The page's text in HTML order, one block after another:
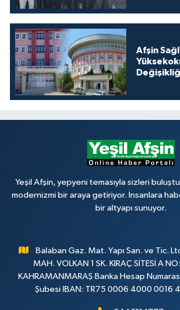
Afşin
Yeşil Afşin, yepyeni temasıyla sizleri
modernizmi bir araya getiriyor. İnsanlara
bir altyapı sunuyor.
Balaban Gaz. Mat. Yapı San. ve Tic.
MAH. VOLKAN 1 SK. KIRAÇ SİTESİ A
KAHRAMANMARAŞ Banka Hesap
Şubesi IBAN: TR75 0006 4000 0016